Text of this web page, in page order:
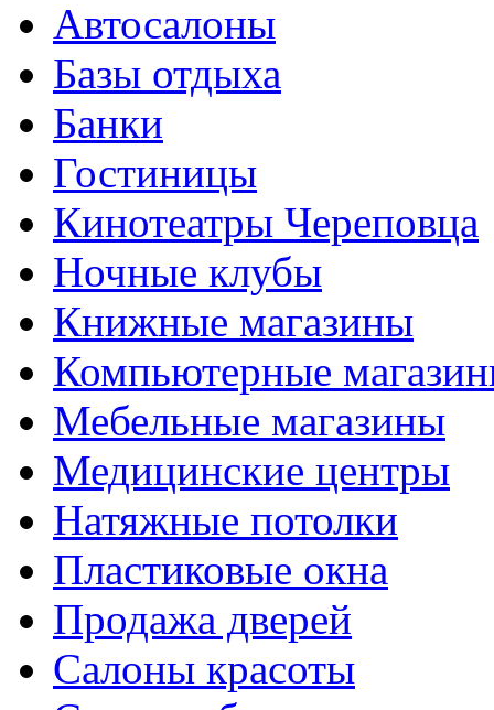
Автосалоны
Базы отдыха
Банки
Гостиницы
Кинотеатры Череповца
Ночные клубы
Книжные магазины
Компьютерные
Мебельные магазины
Медицинские центры
Натяжные потолки
Пластиковые окна
Продажа дверей
Салоны красоты